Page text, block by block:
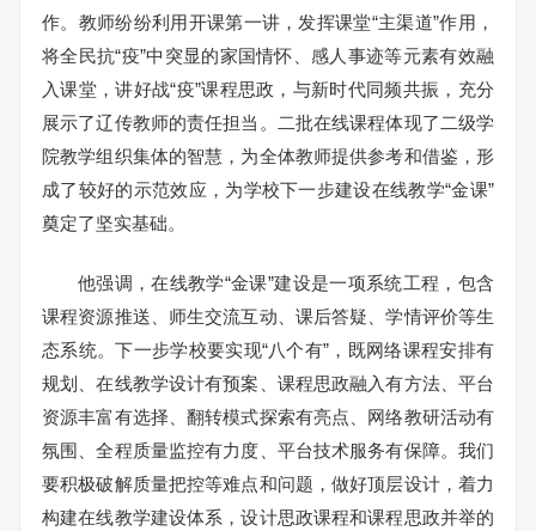
作。教师纷纷利用开课第一讲，发挥课堂“主渠道”作用，
将全民抗“疫”中突显的家国情怀、感人事迹等元素有效融
入课堂，讲好战“疫”课程思政，与新时代同频共振，充分
展示了辽传教师的责任担当。二批在线课程体现了二级学
院教学组织集体的智慧，为全体教师提供参考和借鉴，形
成了较好的示范效应，为学校下一步建设在线教学“金课”
奠定了坚实基础。
他强调，在线教学“金课”建设是一项系统工程，包含
课程资源推送、师生交流互动、课后答疑、学情评价等生
态系统。下一步学校要实现“八个有”，既网络课程安排有
规划、在线教学设计有预案、课程思政融入有方法、平台
资源丰富有选择、翻转模式探索有亮点、网络教研活动有
氛围、全程质量监控有力度、平台技术服务有保障。我们
要积极破解质量把控等难点和问题，做好顶层设计，着力
构建在线教学建设体系，设计思政课程和课程思政并举的